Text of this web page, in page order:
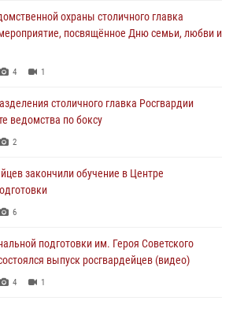
Росгвардии по городу Москве подвели итоги
за прошедший месяц
Росгвардии задержали мужчину,
розыске (видео)
охраны столичного главка
посвящённое Дню семьи, любви и
4 1
столичного главка Росгвардии
ведомства по боксу
2
закончили обучение в Центре
6
подготовки им. Героя Советского
выпуск росгвардейцев (видео)
4 1